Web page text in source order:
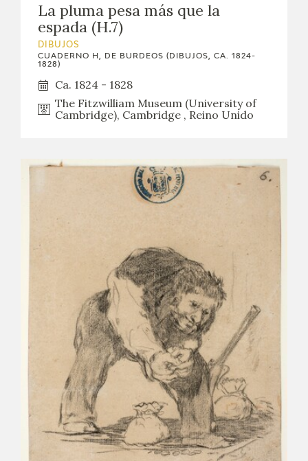
La pluma pesa más que la
espada (H.7)
DIBUJOS
CUADERNO H, DE BURDEOS (DIBUJOS, CA. 1824-
1828)
Ca. 1824 - 1828
The Fitzwilliam Museum (University of
Cambridge), Cambridge , Reino Unido